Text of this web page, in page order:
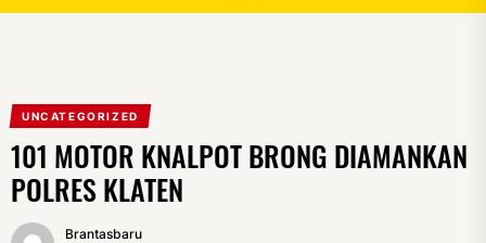
UNCATEGORIZED
101 MOTOR KNALPOT BRONG DIAMANKAN
POLRES KLATEN
Brantasbaru